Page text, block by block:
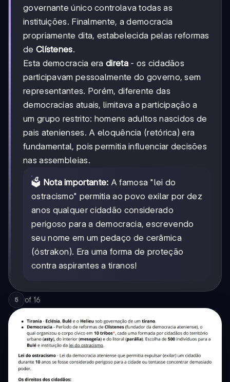
governante único controlava todas as
instituições. Finalmente, a democracia
propriamente dita, estabelecida pelas reformas
de Clístenes.
Esta democracia era direta- os cidadãos
participavam pessoalmente do governo, sem
representantes. Porém, diferente das
democracias atuais, limitava a participação a
um grupo restrito: homens adultos nascidos de
pais atenienses. A eloquência (retórica) era
fundamental, pois permitia influenciar decisões
nas assembleias.
🗳️ Nota importante: A famosa "lei do
ostracismo" permitia ao povo exilar por dez
anos qualquer cidadão considerado
perigoso para a democracia, escrevendo
seu nome em um pedaço de cerâmica
(óstrakon). Era uma forma de proteção
contra aspirantes a tiranos!
5 of 16